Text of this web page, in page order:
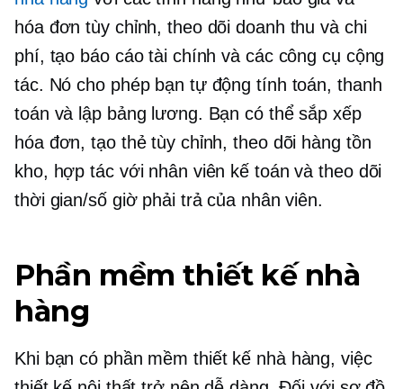
hóa đơn tùy chỉnh, theo dõi doanh thu và chi
phí, tạo báo cáo tài chính và các công cụ cộng
tác. Nó cho phép bạn tự động tính toán, thanh
toán và lập bảng lương. Bạn có thể sắp xếp
hóa đơn, tạo thẻ tùy chỉnh, theo dõi hàng tồn
kho, hợp tác với nhân viên kế toán và theo dõi
thời gian/số giờ phải trả của nhân viên.
Phần mềm thiết kế nhà
hàng
Khi bạn có phần mềm thiết kế nhà hàng, việc